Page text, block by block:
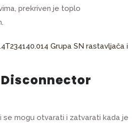
prekriven je toplo
se mogu otvarati i zatvarati kada je